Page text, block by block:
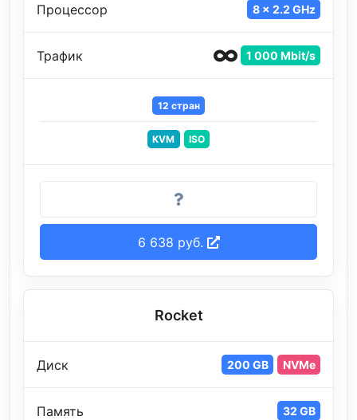
Процессор 8 x 2.2 GHz
Трафик 1 000 Mbit/s
12 стран
KVM ISO
6 638 руб.
Rocket
Диск 200 GB NVMe
Память 32 GB